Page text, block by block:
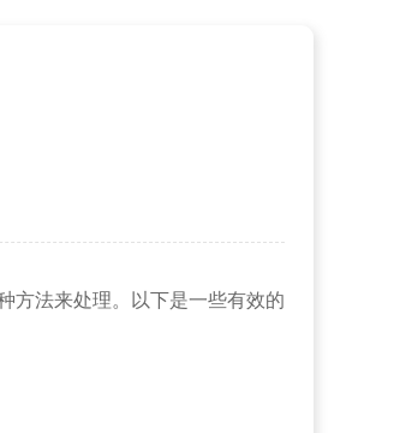
法来处理。以下是一些有效的